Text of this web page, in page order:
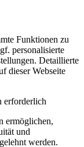
Funktionen zu
personalisierte
Detaillierte
dieser Webseite
erforderlich
ermöglichen,
und
werden.